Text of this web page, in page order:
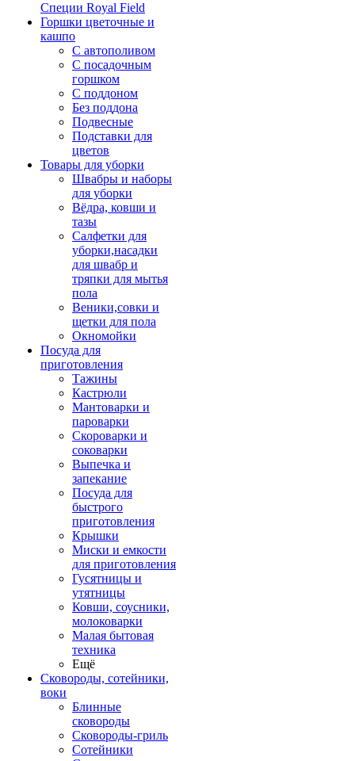
Специи Royal Field
Горшки цветочные и
кашпо
С автополивом
С посадочным
горшком
С поддоном
Без поддона
Подвесные
Подставки для
цветов
Товары для уборки
Швабры и наборы
для уборки
Вёдра, ковши и
тазы
Салфетки для
уборки,насадки
для швабр и
тряпки для мытья
пола
Веники,совки и
щетки для пола
Окномойки
Посуда для
приготовления
Тажины
Кастрюли
Мантоварки и
пароварки
Скороварки и
соковарки
Выпечка и
запекание
Посуда для
быстрого
приготовления
Крышки
Миски и емкости
для приготовления
Гусятницы и
утятницы
Ковши, соусники,
молоковарки
Малая бытовая
техника
Ещё
Сковороды, сотейники,
воки
Блинные
сковороды
Сковороды-гриль
Сотейники